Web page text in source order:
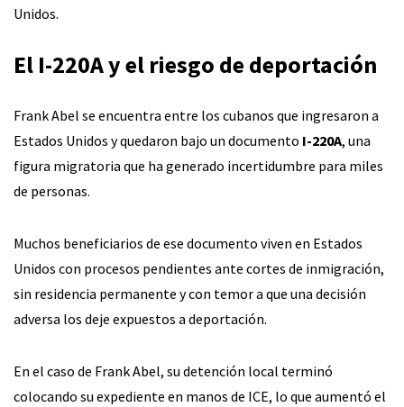
Unidos.
El I-220A y el riesgo de deportación
Frank Abel se encuentra entre los cubanos que ingresaron a
Estados Unidos y quedaron bajo un documento I-220A, una
figura migratoria que ha generado incertidumbre para miles
de personas.
Muchos beneficiarios de ese documento viven en Estados
Unidos con procesos pendientes ante cortes de inmigración,
sin residencia permanente y con temor a que una decisión
adversa los deje expuestos a deportación.
En el caso de Frank Abel, su detención local terminó
colocando su expediente en manos de ICE, lo que aumentó el